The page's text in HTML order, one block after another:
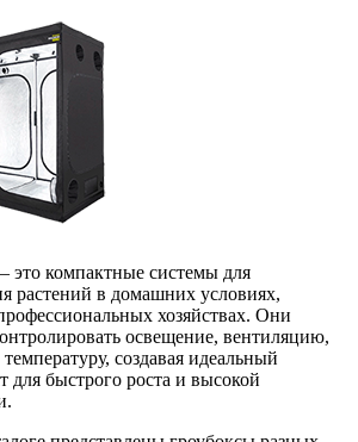
это компактные системы для
растений в домашних условиях,
хозяйствах. Они
освещение, вентиляцию,
создавая идеальный
для быстрого роста и высокой